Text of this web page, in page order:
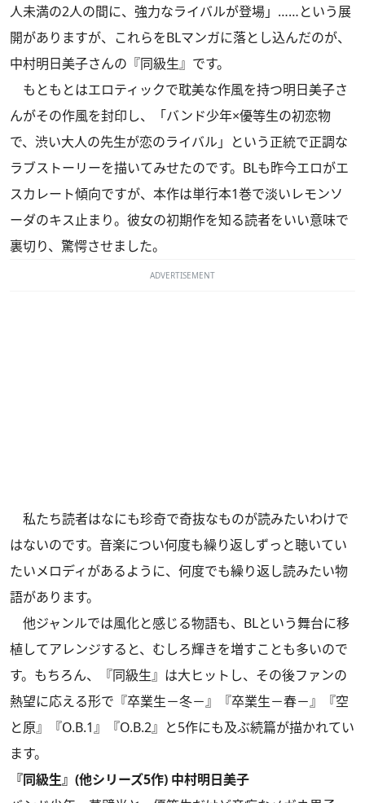
人未満の2人の間に、強力なライバルが登場」……という展
開がありますが、これらをBLマンガに落とし込んだのが、
中村明日美子さんの『同級生』です。
もともとはエロティックで耽美な作風を持つ明日美子さ
んがその作風を封印し、「バンド少年×優等生の初恋物
で、渋い大人の先生が恋のライバル」という正統で正調な
ラブストーリーを描いてみせたのです。BLも昨今エロがエ
スカレート傾向ですが、本作は単行本1巻で淡いレモンソ
ーダのキス止まり。彼女の初期作を知る読者をいい意味で
裏切り、驚愕させました。
ADVERTISEMENT
私たち読者はなにも珍奇で奇抜なものが読みたいわけで
はないのです。音楽につい何度も繰り返しずっと聴いてい
たいメロディがあるように、何度でも繰り返し読みたい物
語があります。
他ジャンルでは風化と感じる物語も、BLという舞台に移
植してアレンジすると、むしろ輝きを増すことも多いので
す。もちろん、『同級生』は大ヒットし、その後ファンの
熱望に応える形で『卒業生－冬－』『卒業生－春－』『空
と原』『O.B.1』『O.B.2』と5作にも及ぶ続篇が描かれてい
ます。
『同級生』(他シリーズ5作) 中村明日美子